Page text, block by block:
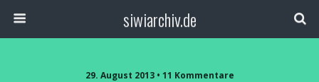
siwiarchiv.de
29. August 2013 • 11 Kommentare